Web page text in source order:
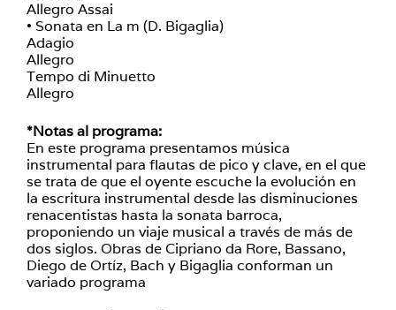
Allegro Assai
• Sonata en La m (D. Bigaglia)
Adagio
Allegro
Tempo di Minuetto
Allegro
*Notas al programa:
En este programa presentamos música
instrumental para flautas de pico y clave, en el que
se trata de que el oyente escuche la evolución en
la escritura instrumental desde las disminuciones
renacentistas hasta la sonata barroca,
proponiendo un viaje musical a través de más de
dos siglos. Obras de Cipriano da Rore, Bassano,
Diego de Ortíz, Bach y Bigaglia conforman un
variado programa